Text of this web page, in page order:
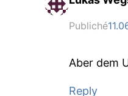
Publiché
Aber dem
Reply